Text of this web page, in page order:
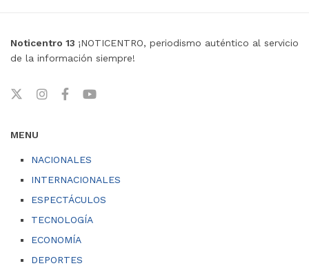
Noticentro 13 ¡NOTICENTRO, periodismo auténtico al servicio
de la información siempre!
MENU
NACIONALES
INTERNACIONALES
ESPECTÁCULOS
TECNOLOGÍA
ECONOMÍA
DEPORTES